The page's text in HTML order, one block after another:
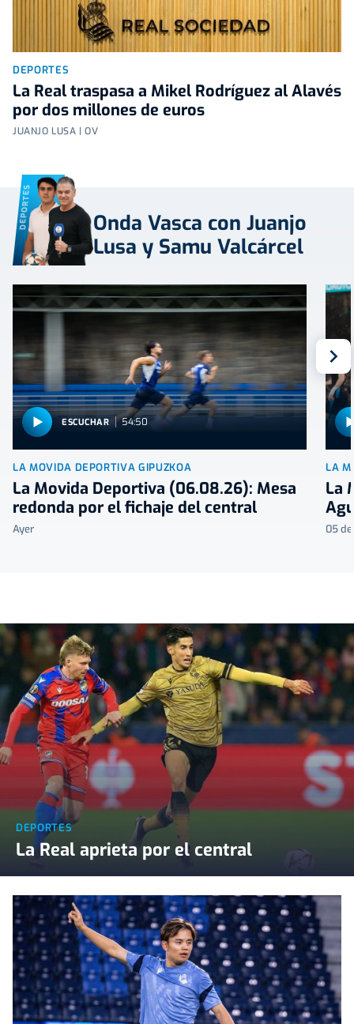
DEPORTES
La Real traspasa a Mikel Rodríguez al Alavés
por dos millones de euros
JUANJO LUSA | OV
DEPORTES
Onda Vasca con Juanjo
Lusa y Samu Valcárcel
ESCUCHAR 54:50
LA MOVIDA DEPORTIVA GIPUZKOA
La Movida Deportiva (06.08.26): Mesa
redonda por el fichaje del central
Ayer
LA
La
05
DEPORTES
La Real aprieta por el central